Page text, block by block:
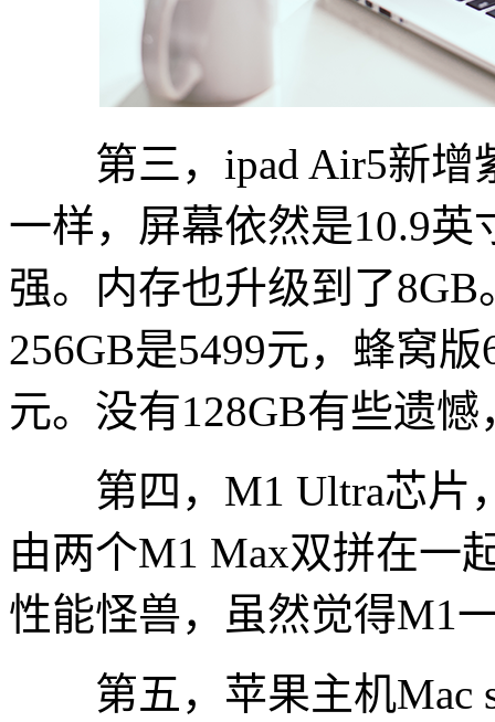
第三，ipad Air5新增
一样，屏幕依然是10.9
强。内存也升级到了
256GB是5499元，蜂窝
元。没有128GB有些遗
第四，M1 Ultra芯片
由两个M1 Max双拼在一
性能怪兽，虽然觉得M1
第五，苹果主机Mac